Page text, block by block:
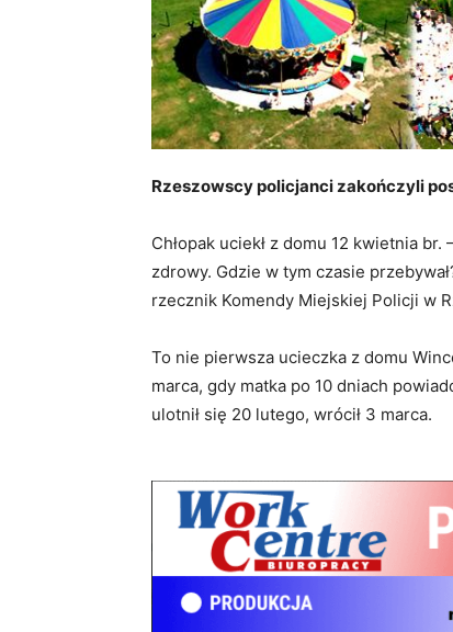
Rzeszowscy policjanci zakończyli
Chłopak uciekł z domu 12 kwietnia
zdrowy. Gdzie w tym czasie
rzecznik Komendy Miejskiej Policji w
To nie pierwsza ucieczka z domu
marca, gdy matka po 10 dniach
ulotnił się 20 lutego, wrócił 3 marca.